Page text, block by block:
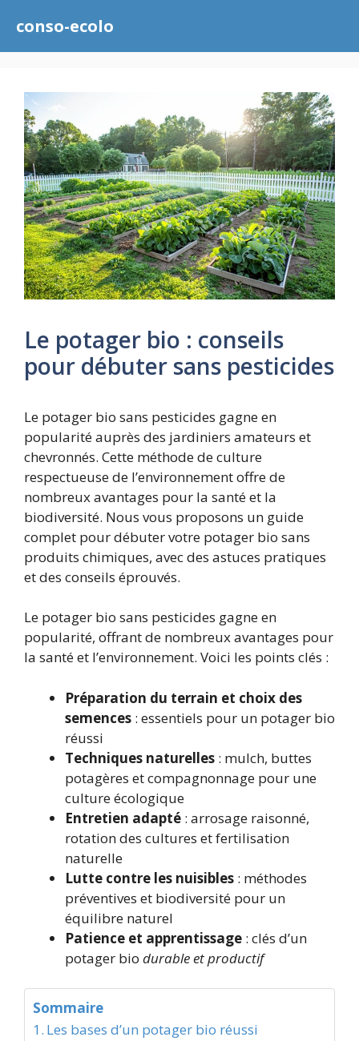
contenu
conso-ecolo
Le potager bio : conseils
pour débuter sans pesticides
Le potager bio sans pesticides gagne en
popularité auprès des jardiniers amateurs et
chevronnés. Cette méthode de culture
respectueuse de l’environnement offre de
nombreux avantages pour la santé et la
biodiversité. Nous vous proposons un guide
complet pour débuter votre potager bio sans
produits chimiques, avec des astuces pratiques
et des conseils éprouvés.
Le potager bio sans pesticides gagne en
popularité, offrant de nombreux avantages pour
la santé et l’environnement. Voici les points clés :
Préparation du terrain et choix des
semences : essentiels pour un potager bio
réussi
Techniques naturelles : mulch, buttes
potagères et compagnonnage pour une
culture écologique
Entretien adapté : arrosage raisonné,
rotation des cultures et fertilisation
naturelle
Lutte contre les nuisibles : méthodes
préventives et biodiversité pour un
équilibre naturel
Patience et apprentissage : clés d’un
potager bio durable et productif
Sommaire
Les bases d’un potager bio réussi